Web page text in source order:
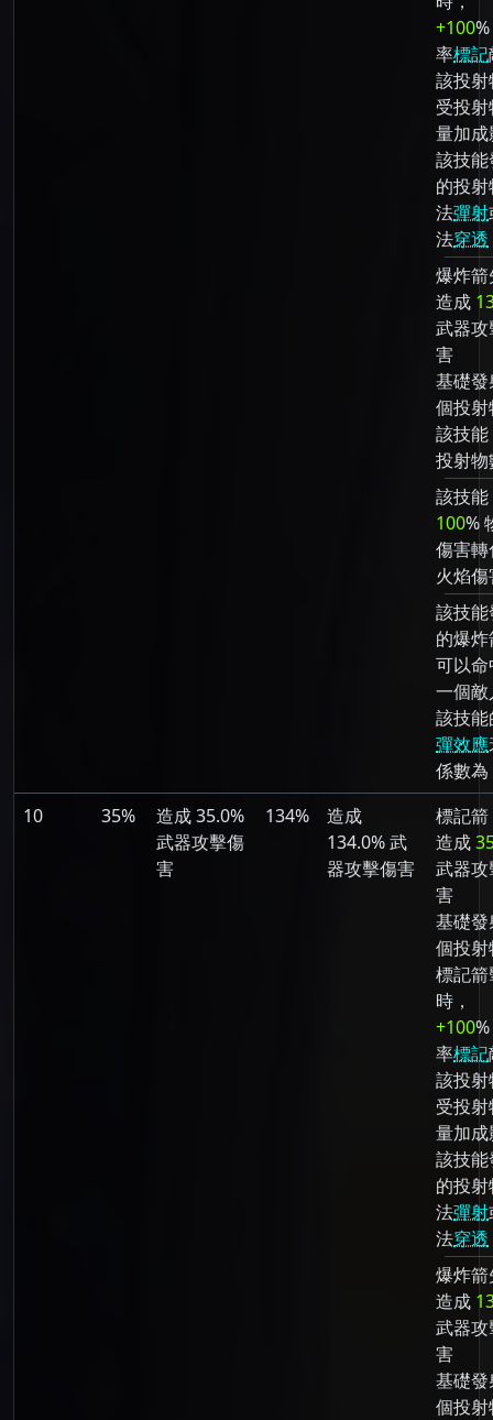
+100
率標記
該投
受投
量加
該技
的投
法彈射
法穿透
爆炸
造成
武器
害
基礎
個投射
該技能
投射
該技能
100%
傷害
火焰
該技
的爆
可以
一個敵
該技能
彈效應
係數為
10
35%
造成 35.0%
武器攻擊傷
害
134%
造成
134.0% 武
器攻擊傷害
標記箭
造成
武器
害
基礎發
個投射
標記
時，
+100
率標記
該投
受投
量加
該技
的投
法彈射
法穿透
爆炸
造成
武器
害
基礎
個投射